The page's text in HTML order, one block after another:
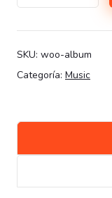
SKU: woo-album
Categoría: Music